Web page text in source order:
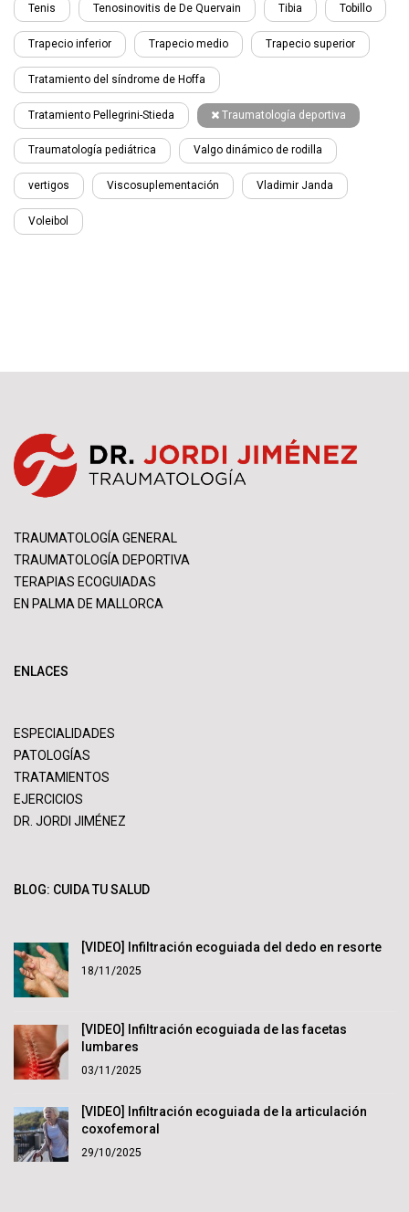
Tenis Tenosinovitis de De Quervain Tibia Tobillo
Trapecio inferior Trapecio medio Trapecio superior
Tratamiento del síndrome de Hoffa
Tratamiento Pellegrini-Stieda Traumatología deportiva
Traumatología pediátrica Valgo dinámico de rodilla
vertigos Viscosuplementación Vladimir Janda
Voleibol
TRAUMATOLOGÍA GENERAL
TRAUMATOLOGÍA DEPORTIVA
TERAPIAS ECOGUIADAS
EN PALMA DE MALLORCA
ENLACES
ESPECIALIDADES
PATOLOGÍAS
TRATAMIENTOS
EJERCICIOS
DR. JORDI JIMÉNEZ
BLOG: CUIDA TU SALUD
[VIDEO] Infiltración ecoguiada del dedo en resorte
18/11/2025
[VIDEO] Infiltración ecoguiada de las facetas
lumbares
03/11/2025
[VIDEO] Infiltración ecoguiada de la articulación
coxofemoral
29/10/2025